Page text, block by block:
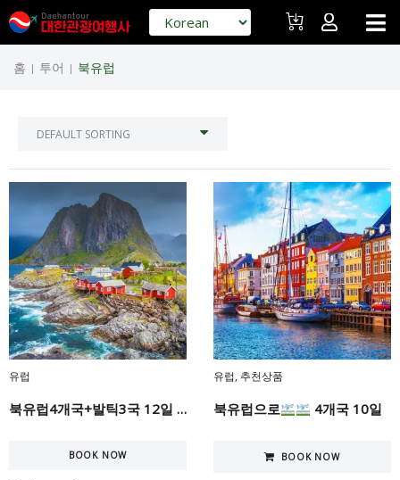
홈 | 투어 | 북유럽
유럽
북유럽4개국+발틱3국 12일 한꺼번에 관광하기
BOOK NOW
유럽, 추천상품
북유럽으로 4개국 10일
BOOK NOW